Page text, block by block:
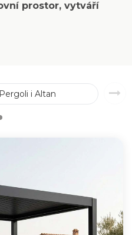
prostor, vytváří
i Altan